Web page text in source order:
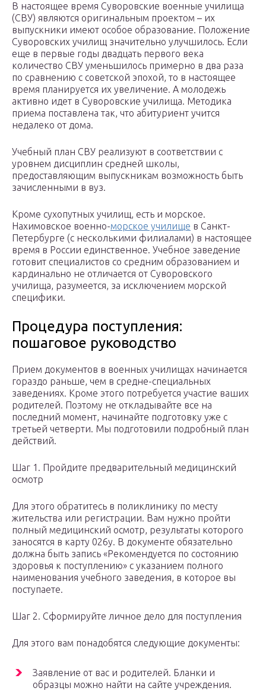
В настоящее время Суворовские военные училища
(СВУ) являются оригинальным проектом – их
выпускники имеют особое образование. Положение
Суворовских училищ значительно улучшилось. Если
еще в первые годы двадцать первого века
количество СВУ уменьшилось примерно в два раза
по сравнению с советской эпохой, то в настоящее
время планируется их увеличение. А молодежь
активно идет в Суворовские училища. Методика
приема поставлена так, что абитуриент учится
недалеко от дома.
Учебный план СВУ реализуют в соответствии с
уровнем дисциплин средней школы,
предоставляющим выпускникам возможность быть
зачисленными в вуз.
Кроме сухопутных училищ, есть и морское.
Нахимовское военно-морское училище в Санкт-
Петербурге (с несколькими филиалами) в настоящее
время в России единственное. Учебное заведение
готовит специалистов со средним образованием и
кардинально не отличается от Суворовского
училища, разумеется, за исключением морской
специфики.
Процедура поступления:
пошаговое руководство
Прием документов в военных училищах начинается
гораздо раньше, чем в средне-специальных
заведениях. Кроме этого потребуется участие ваших
родителей. Поэтому не откладывайте все на
последний момент, начинайте подготовку уже с
третьей четверти. Мы подготовили подробный план
действий.
Шаг 1. Пройдите предварительный медицинский
осмотр
Для этого обратитесь в поликлинику по месту
жительства или регистрации. Вам нужно пройти
полный медицинский осмотр, результаты которого
заносятся в карту 026у. В документе обязательно
должна быть запись «Рекомендуется по состоянию
здоровья к поступлению» с указанием полного
наименования учебного заведения, в которое вы
поступаете.
Шаг 2. Сформируйте личное дело для поступления
Для этого вам понадобятся следующие документы:
Заявление от вас и родителей. Бланки и
образцы можно найти на сайте учреждения.